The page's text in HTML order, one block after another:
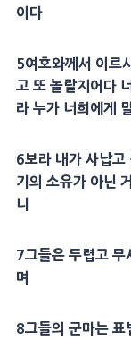
이다
5여호와께서 이르
고 또 놀랄지어다
라 누가 너희에게
6보라 내가 사납고
기의 소유가 아닌
니
7그들은 두렵고 무
며
8그들의 군마는 표